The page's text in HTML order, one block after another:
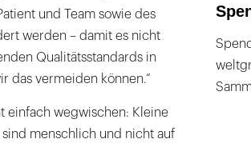
und Team sowie des
werden – damit es nicht
Qualitätsstandards in
das vermeiden können.“
einfach wegwischen: Kleine
menschlich und nicht auf